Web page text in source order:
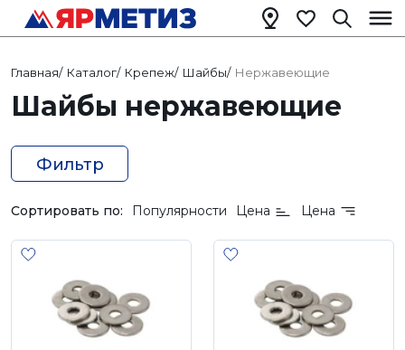
Главная/ Каталог/ Крепеж/ Шайбы/ Нержавеющие
Шайбы нержавеющие
Фильтр
Сортировать по: Популярности Цена Цена